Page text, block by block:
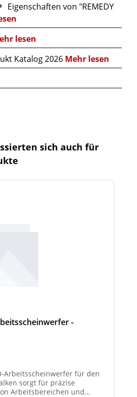
Eigenschaften von "REMEDY
lesen
Katalog 2026 Mehr lesen
sich auch für
-
Arbeitsscheinwerfer für den
sorgt für präzise
Arbeitsbereichen und